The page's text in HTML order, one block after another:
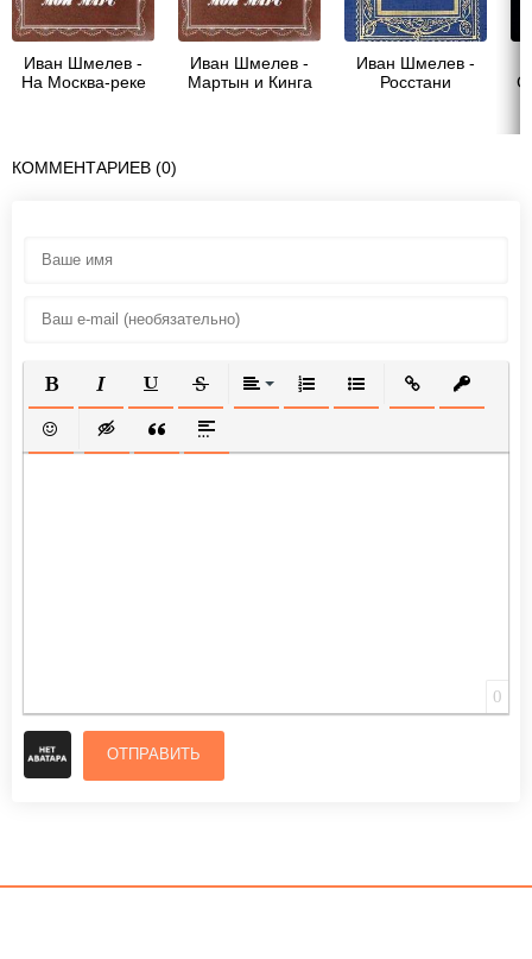
Иван Шмелев -
На Москва-реке
Иван Шмелев -
Мартын и Кинга
Иван Шмелев -
Росстани
КОММЕНТАРИЕВ (0)
ПОЛУЖИРНЫЙ
КУРСИВПОДЧЕРКНУТЫЙ
ЗАЧЕРКНУТЫЙВЫРАВНИВАНИЕ
НУМЕРОВАННЫЙ СПИСОК
МАРКИРОВАННЫЙ
ВСТАВИТЬ
ВСТАВИТЬ СМАЙЛИК
ВСТАВКА СКРЫТОГО ТЕКСТА
ВСТАВКА ЦИТАТЫ
ВСТАВКА СПОЙЛЕРА
0
ОТПРАВИТЬ